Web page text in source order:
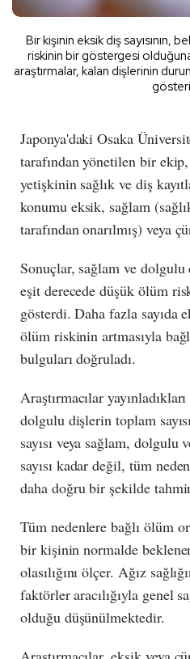
Bir kişinin eksik diş sayısının,
riskinin bir göstergesi
araştırmalar, kalan dişlerinin
Japonya'daki Osaka
tarafından yönetilen bir
yetişkinin sağlık ve diş
konumu eksik, sağlam
tarafından onarılmış) veya
Sonuçlar, sağlam ve
eşit derecede düşük ölüm
gösterdi. Daha fazla sayıda
ölüm riskinin artmasıyla
bulguları doğruladı.
Araştırmacılar
dolgulu dişlerin toplam
sayısı veya sağlam,
sayısı kadar değil, tüm
daha doğru bir şekilde
Tüm nedenlere bağlı ölüm
bir kişinin normalde
olasılığını ölçer. Ağız
faktörler aracılığıyla genel
olduğu düşünülmektedir.